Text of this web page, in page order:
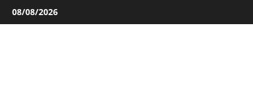
Salta
al
08/08/2026